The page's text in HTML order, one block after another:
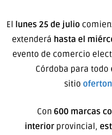
El lunes 25 de julio
extenderá hasta el
evento de comercio
Córdoba para todo
sitio
Con 600 marcas
interior provincial,